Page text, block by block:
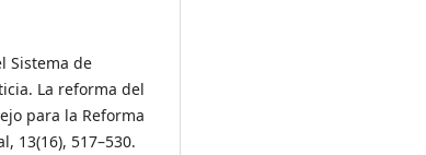
Sistema de
La reforma del
para la Reforma
13(16), 517–530.